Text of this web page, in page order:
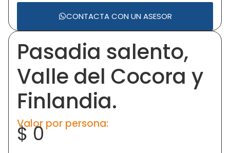
CONTACTA CON UN ASESOR
Pasadia salento,
Valle del Cocora y
Finlandia.
Valor por persona:
$0